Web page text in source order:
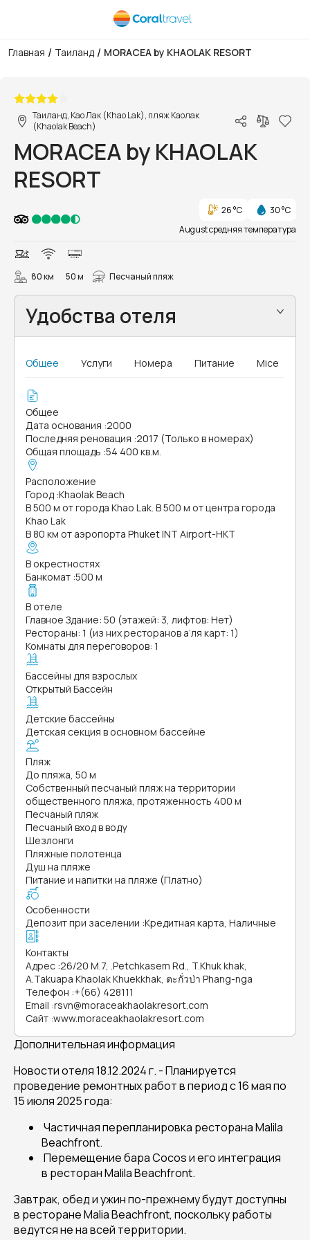
Главная / Таиланд / MORACEA by KHAOLAK RESORT
Таиланд, Као Лак (Khao Lak), пляж Каолак
(Khaolak Beach)
MORACEA by KHAOLAK
RESORT
26 °C
30 °C
August средняя температура
80 км 50 м Песчаный пляж
Удобства отеля
Общее Услуги Номера Питание Mice
Общее
Дата основания :2000
Последняя реновация :2017 (Только в номерах)
Общая площадь :54 400 кв.м.
Расположение
Город :Khaolak Beach
В 500 м от города Khao Lak. В 500 м от центра города
Khao Lak
В 80 км от аэропорта Phuket INT Airport-HKT
В окрестностях
Банкомат :500 м
В отеле
Главное Здание: 50 (этажей: 3, лифтов: Нет)
Рестораны: 1 (из них ресторанов а’ля карт: 1)
Комнаты для переговоров: 1
Бассейны для взрослых
Открытый Бассейн
Детские бассейны
Детская секция в основном бассейне
Пляж
До пляжа, 50 м
Собственный песчаный пляж на территории
общественного пляжа, протяженность 400 м
Песчаный пляж
Песчаный вход в воду
Шезлонги
Пляжные полотенца
Душ на пляже
Питание и напитки на пляже (Платно)
Особенности
Депозит при заселении :Кредитная карта, Наличные
Контакты
Адрес :26/20 M.7, .Petchkasem Rd., T.Khuk khak,
A.Takuapa Khaolak Khuekkhak, ตะกั่วป่า Phang-nga
Телефон :+(66) 428111
Email :rsvn@moraceakhaolakresort.com
Сайт :www.moraceakhaolakresort.com
Дополнительная информация
Новости отеля 18.12.2024 г. - Планируется
проведение ремонтных работ в период с 16 мая по
15 июля 2025 года:
Частичная перепланировка ресторана Malila
Beachfront.
Перемещение бара Cocos и его интеграция
в ресторан Malila Beachfront.
Завтрак, обед и ужин по-прежнему будут доступны
в ресторане Malia Beachfront, поскольку работы
ведутся не на всей территории.